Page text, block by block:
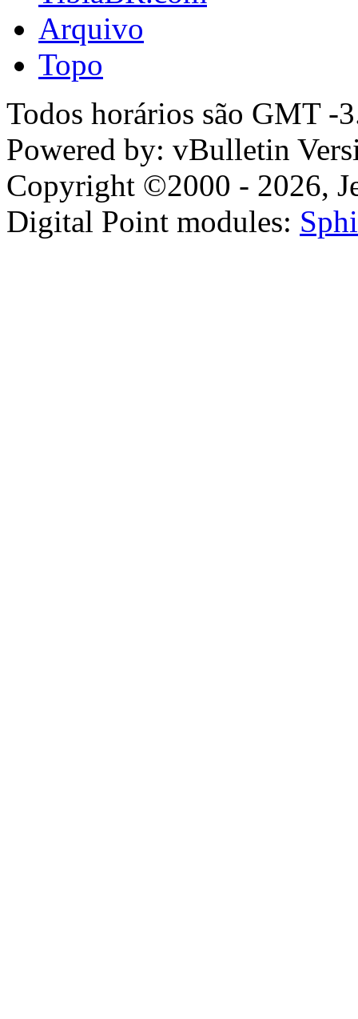
Arquivo
Topo
Todos horários são GMT -
Powered by: vBulletin
Copyright ©2000 - 2026,
Digital Point modules: